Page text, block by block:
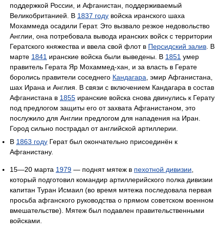
поддержкой России, и Афганистан, поддерживаемый
Великобританией. В 1837 году войска иранского шаха
Мохаммеда осадили Герат. Это вызвало резкое недовольство
Англии, она потребовала вывода иранских войск с территории
Гератского княжества и ввела свой флот в Персидский залив. В
марте 1841 иранские войска были выведены. В 1851 умер
правитель Герата Яр Мохаммед-хан, и за власть в Герате
боролись правители соседнего Кандагара, эмир Афганистана,
шах Ирана и Англия. В связи с включением Кандагара в состав
Афганистана в 1855 иранские войска снова двинулись к Герату
под предлогом защиты его от захвата Афганистаном, это
послужило для Англии предлогом для нападения на Иран.
Город сильно пострадал от английской артиллерии.
В 1863 году Герат был окончательно присоединён к
Афганистану.
15—20 марта 1979 — поднят мятеж в пехотной дивизии,
который подготовил командир артиллерийского полка дивизии
капитан Туран Исмаил (во время мятежа последовала первая
просьба афганского руководства о прямом советском военном
вмешательстве). Мятеж был подавлен правительственными
войсками.